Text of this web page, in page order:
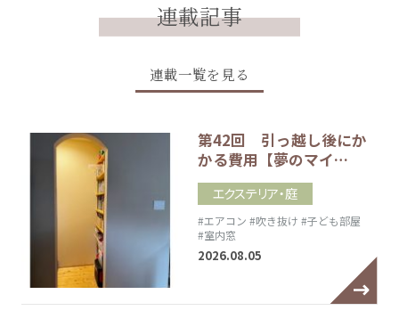
連載記事
連載一覧を見る
第42回 引っ越し後にか
かる費用【夢のマイ…
エクステリア・庭
#エアコン #吹き抜け #子ども部屋
#室内窓
2026.08.05